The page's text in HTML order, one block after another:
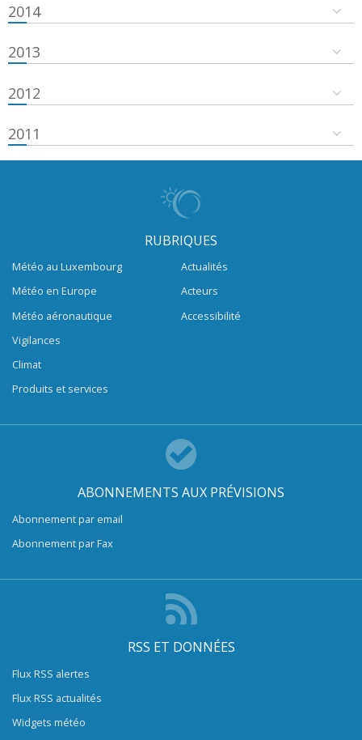
2014
2013
2012
2011
RUBRIQUES
Météo au Luxembourg
Météo en Europe
Météo aéronautique
Vigilances
Climat
Produits et services
Actualités
Acteurs
Accessibilité
ABONNEMENTS AUX PRÉVISIONS
Abonnement par email
Abonnement par Fax
RSS ET DONNÉES
Flux RSS alertes
Flux RSS actualités
Widgets météo